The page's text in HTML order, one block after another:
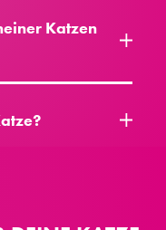
Katzen